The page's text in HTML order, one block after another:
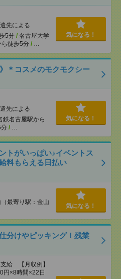
先による
5分 / 名古屋大学
ら徒歩5分 / …
気になる！
＊コスメのモクモクシー
先による
鉄名古屋駅から
/ …
気になる！
トがいっぱい♪イベントス
料もらえる日払い
最寄り駅：金山
気になる！
けやピッキング！残業
給 【月収例】
×8時間×22日